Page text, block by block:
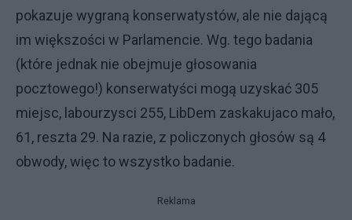
pokazuje wygraną konserwatystów, ale nie dającą
im większości w Parlamencie. Wg. tego badania
(które jednak nie obejmuje głosowania
pocztowego!) konserwatyści mogą uzyskać 305
miejsc, labourzysci 255, LibDem zaskakujaco mało,
61, reszta 29. Na razie, z policzonych głosów są 4
obwody, więc to wszystko badanie.
Reklama